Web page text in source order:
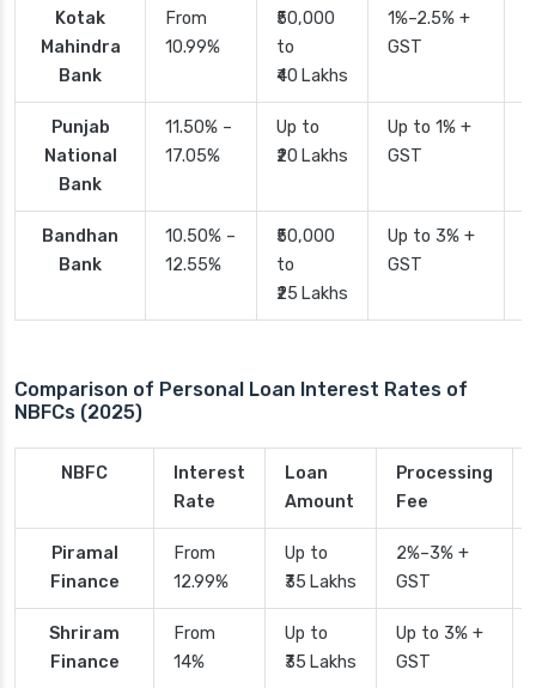
Kotak
Mahindra
Bank
From
10.99%
₹50,000
to
₹40 Lakhs
1%–2.5% +
GST
Punjab
National
Bank
11.50% –
17.05%
Up to
₹20 Lakhs
Up to 1% +
GST
Bandhan
Bank
10.50% –
12.55%
₹50,000
to
₹25 Lakhs
Up to 3% +
GST
Comparison of Personal Loan Interest Rates of
NBFCs (2025)
NBFC
Interest
Rate
Loan
Amount
Processing
Fee
Piramal
Finance
From
12.99%
Up to
₹35 Lakhs
2%–3% +
GST
Shriram
Finance
From
14%
Up to
₹35 Lakhs
Up to 3% +
GST